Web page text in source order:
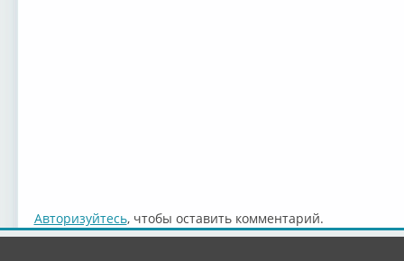
Авторизуйтесь, чтобы оставить комментарий.